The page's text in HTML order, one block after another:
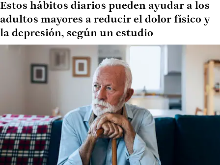
Estos hábitos diarios pueden ayudar a los
adultos mayores a reducir el dolor físico y
la depresión, según un estudio